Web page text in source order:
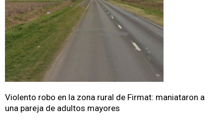
Violento robo en la zona rural de Firmat: maniataron a
una pareja de adultos mayores